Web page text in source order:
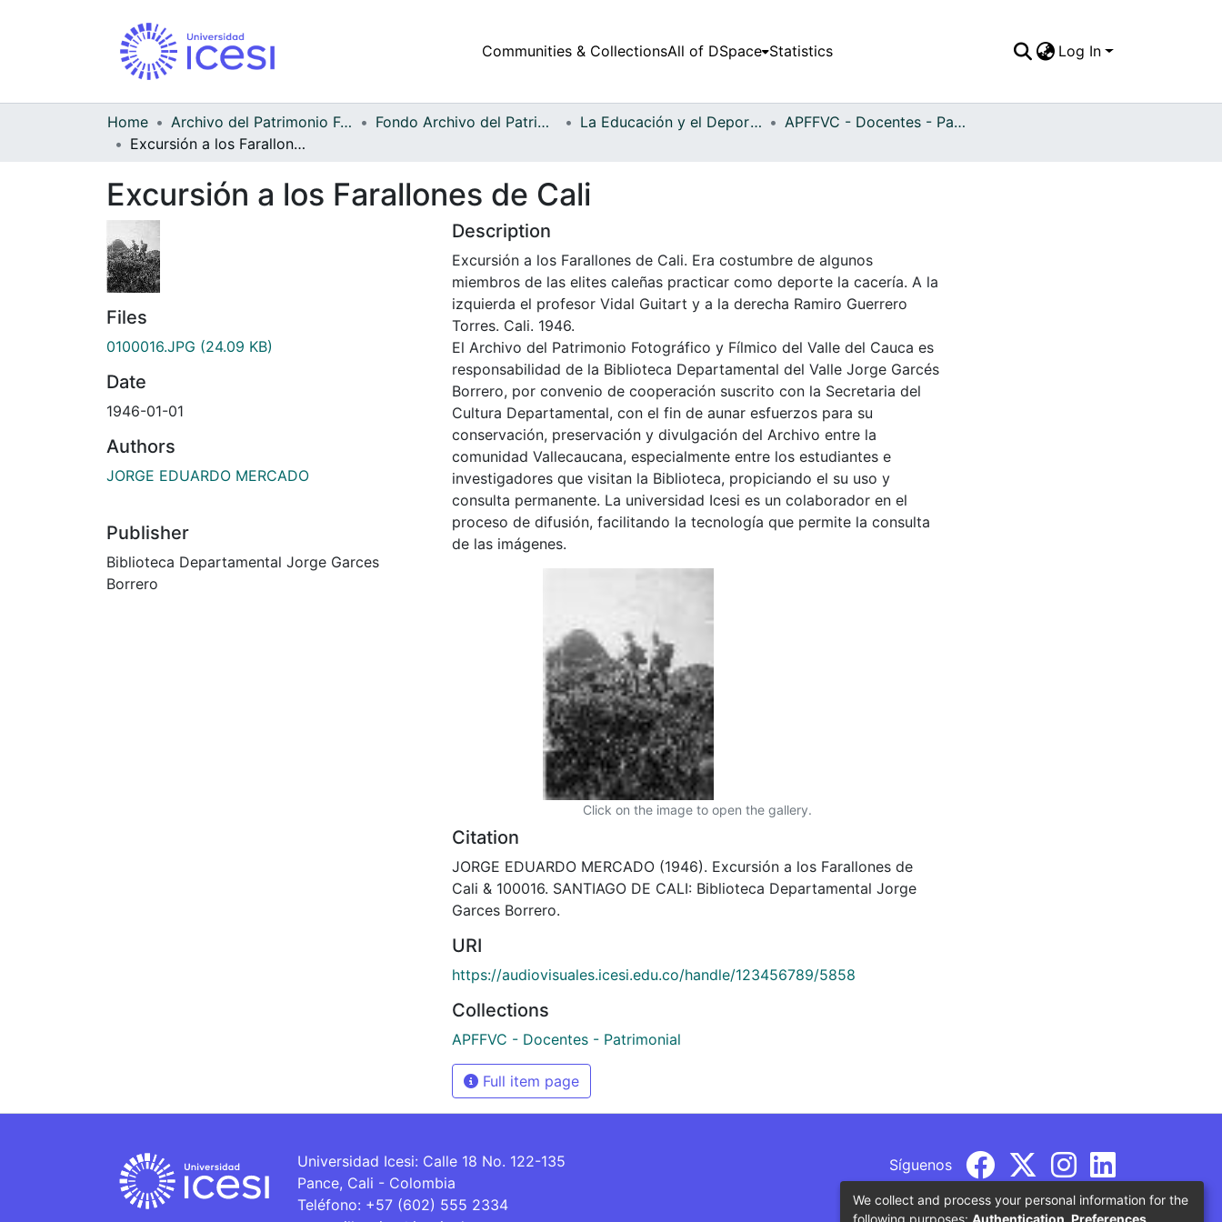
Communities & CollectionsAll of DSpace Statistics Log In
Home Archivo del Patrimonio Fotográfico y Fílmico del Valle del Cauca Fondo Archivo del Patrimonio Fotográfico y Fílmico del Valle del Cauca La Educación y el Deporte
APFFVC - Docentes - Patrimonial
Excursión a los Farallones de Cali
Excursión a los Farallones de Cali
Files
0100016.JPG (24.09 KB)
Date
1946-01-01
Authors
JORGE EDUARDO MERCADO
Publisher
Biblioteca Departamental Jorge Garces
Borrero
Description
Excursión a los Farallones de Cali. Era costumbre de algunos
miembros de las elites caleñas practicar como deporte la cacería. A la
izquierda el profesor Vidal Guitart y a la derecha Ramiro Guerrero
Torres. Cali. 1946.
El Archivo del Patrimonio Fotográfico y Fílmico del Valle del Cauca es
responsabilidad de la Biblioteca Departamental del Valle Jorge Garcés
Borrero, por convenio de cooperación suscrito con la Secretaria del
Cultura Departamental, con el fin de aunar esfuerzos para su
conservación, preservación y divulgación del Archivo entre la
comunidad Vallecaucana, especialmente entre los estudiantes e
investigadores que visitan la Biblioteca, propiciando el su uso y
consulta permanente. La universidad Icesi es un colaborador en el
proceso de difusión, facilitando la tecnología que permite la consulta
de las imágenes.
Click on the image to open the gallery.
Citation
JORGE EDUARDO MERCADO (1946). Excursión a los Farallones de
Cali & 100016. SANTIAGO DE CALI: Biblioteca Departamental Jorge
Garces Borrero.
URI
https://audiovisuales.icesi.edu.co/handle/123456789/5858
Collections
APFFVC - Docentes - Patrimonial
Full item page
Universidad Icesi: Calle 18 No. 122-135
Pance, Cali - Colombia
Teléfono: +57 (602) 555 2334
Síguenos
We collect and process your personal information for the
following purposes: Authentication, Preferences,